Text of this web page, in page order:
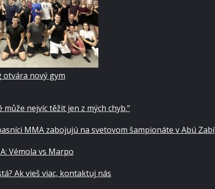
otvára nový gym
může nejvíc těžit jen z mých chyb.“
MMA zabojujú na svetovom šampionáte v Abú Zabí
Vémola vs Marpo
Ak vieš viac, kontaktuj nás